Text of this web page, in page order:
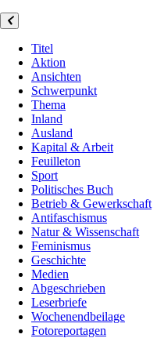
Titel
Aktion
Ansichten
Schwerpunkt
Thema
Inland
Ausland
Kapital & Arbeit
Feuilleton
Sport
Politisches Buch
Betrieb & Gewerkschaft
Antifaschismus
Natur & Wissenschaft
Feminismus
Geschichte
Medien
Abgeschrieben
Leserbriefe
Wochenendbeilage
Fotoreportagen